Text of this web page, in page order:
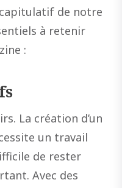
de notre
à retenir
:
La création d’un
un travail
de rester
Avec des